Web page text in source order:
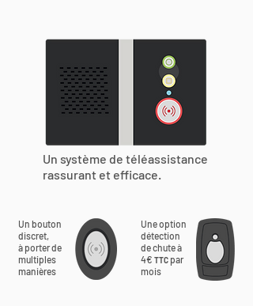
Un système de téléassistance
rassurant et efficace.
Un bouton
discret,
à porter de
multiples
manières
Une option
détection
de chute à
4€ TTC par
mois